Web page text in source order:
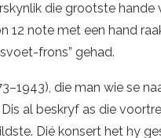
die grootste hande
12 note met een hand
frons” gehad.
die man wie se
al beskryf as die
Dié konsert het hy